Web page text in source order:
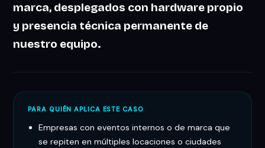
marca, desplegados con hardware propio
y presencia técnica permanente de
nuestro equipo.
PARA QUIÉN APLICA ESTE CASO
Empresas con eventos internos o de marca que
se repiten en múltiples locaciones o ciudades